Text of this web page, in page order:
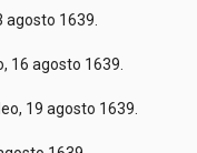
agosto 1639.
16 agosto 1639.
19 agosto 1639.